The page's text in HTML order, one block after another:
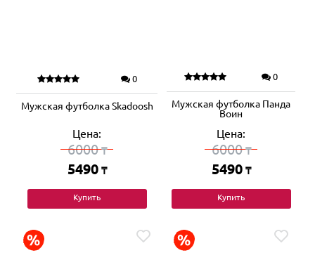
0
Мужская футболка Skadoosh
Цена:
6000₸
5490 ₸
Купить
0
Мужская футболка Панда
Воин
Цена:
6000₸
5490 ₸
Купить